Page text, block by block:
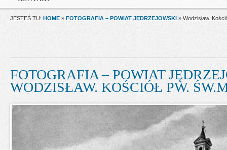
JESTEŚ TU: HOME » FOTOGRAFIA – POWIAT JĘDRZEJOWSKI » Wodzisław.
FOTOGRAFIA – POWIAT
WODZISŁAW. KOŚCIÓŁ PW.